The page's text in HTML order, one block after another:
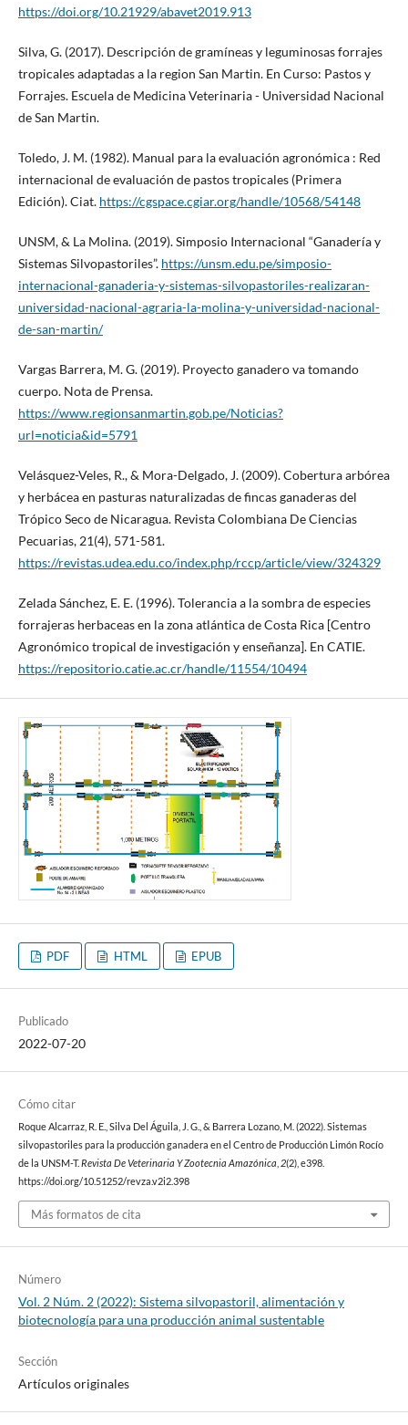
https://doi.org/10.21929/abavet2019.913
Silva, G. (2017). Descripción de gramíneas y leguminosas forrajes
tropicales adaptadas a la region San Martin. En Curso: Pastos y
Forrajes. Escuela de Medicina Veterinaria - Universidad Nacional
de San Martin.
Toledo, J. M. (1982). Manual para la evaluación agronómica : Red
internacional de evaluación de pastos tropicales (Primera
Edición). Ciat. https://cgspace.cgiar.org/handle/10568/54148
UNSM, & La Molina. (2019). Simposio Internacional “Ganadería y
Sistemas Silvopastoriles”. https://unsm.edu.pe/simposio-
internacional-ganaderia-y-sistemas-silvopastoriles-realizaran-
universidad-nacional-agraria-la-molina-y-universidad-nacional-
de-san-martin/
Vargas Barrera, M. G. (2019). Proyecto ganadero va tomando
cuerpo. Nota de Prensa.
https://www.regionsanmartin.gob.pe/Noticias?
url=noticia&id=5791
Velásquez-Veles, R., & Mora-Delgado, J. (2009). Cobertura arbórea
y herbácea en pasturas naturalizadas de fincas ganaderas del
Trópico Seco de Nicaragua. Revista Colombiana De Ciencias
Pecuarias, 21(4), 571-581.
https://revistas.udea.edu.co/index.php/rccp/article/view/324329
Zelada Sánchez, E. E. (1996). Tolerancia a la sombra de especies
forrajeras herbaceas en la zona atlántica de Costa Rica [Centro
Agronómico tropical de investigación y enseñanza]. En CATIE.
https://repositorio.catie.ac.cr/handle/11554/10494
PDF HTML EPUB
Publicado
2022-07-20
Cómo citar
Roque Alcarraz, R. E., Silva Del Águila, J. G., & Barrera Lozano, M. (2022). Sistemas
silvopastoriles para la producción ganadera en el Centro de Producción Limón Rocío
de la UNSM-T.Revista De Veterinaria Y Zootecnia Amazónica 2(2), e398.
https://doi.org/10.51252/revza.v2i2.398
Más formatos de cita
Número
Vol. 2 Núm. 2 (2022): Sistema silvopastoril, alimentación y
biotecnología para una producción animal sustentable
Sección
Artículos originales